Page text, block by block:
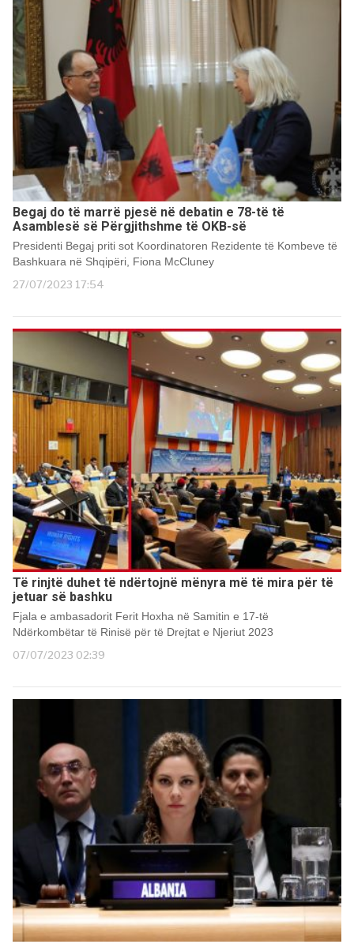
Begaj do të marrë pjesë në debatin e 78-të të
Asamblesë së Përgjithshme të OKB-së
Presidenti Begaj priti sot Koordinatoren Rezidente të Kombeve të
Bashkuara në Shqipëri, Fiona McCluney
27/07/2023 17:54
Të rinjtë duhet të ndërtojnë mënyra më të mira për të
jetuar së bashku
Fjala e ambasadorit Ferit Hoxha në Samitin e 17-të
Ndërkombëtar të Rinisë për të Drejtat e Njeriut 2023
07/07/2023 02:39